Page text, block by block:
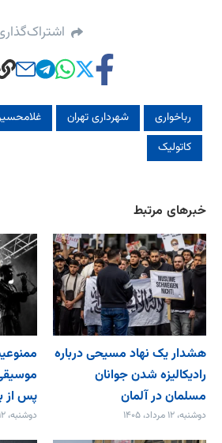
رباخواری شهرداری تهران
کاتولیک‌
خبرهای مرتبط
هشدار یک نهاد مسیحی درباره
رادیکالیزه شدن جوانان
مسلمان در آلمان
دوشنبه، ۱۲ مرداد، ۱۴۰۵
پس از
دوشنبه، ۱۲ مرداد، ۱۴۰۵